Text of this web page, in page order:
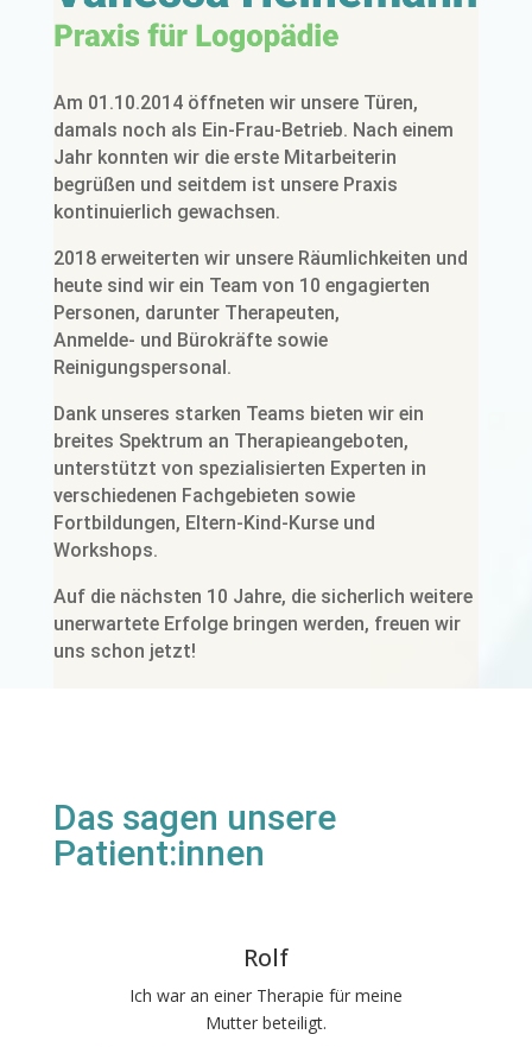
Am 01.10.2014 öffneten wir unsere Türen,
damals noch als Ein-Frau-Betrieb. Nach einem
Jahr konnten wir die erste Mitarbeiterin
begrüßen und seitdem ist unsere Praxis
kontinuierlich gewachsen.
2018 erweiterten wir unsere Räumlichkeiten und
heute sind wir ein Team von 10 engagierten
Personen, darunter Therapeuten,
Anmelde- und Bürokräfte sowie
Reinigungspersonal.
Dank unseres starken Teams bieten wir ein
breites Spektrum an Therapieangeboten,
unterstützt von spezialisierten Experten in
verschiedenen Fachgebieten sowie
Fortbildungen, Eltern-Kind-Kurse und
Workshops.
Auf die nächsten 10 Jahre, die sicherlich weitere
unerwartete Erfolge bringen werden, freuen wir
uns schon jetzt!
Das sagen unsere
Patient:innen
Rolf
Ich war an einer Therapie für meine
Mutter beteiligt.